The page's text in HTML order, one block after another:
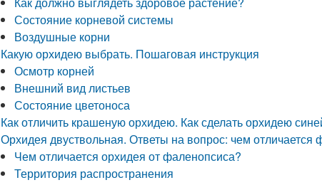
Состояние корневой системы
Воздушные корни
Какую орхидею выбрать. Пошаговая инструкция
Осмотр корней
Внешний вид листьев
Состояние цветоноса
Как отличить крашеную орхидею. Как сделать орхидею
Орхидея двуствольная. Ответы на вопрос: чем отличается
Чем отличается орхидея от фаленопсиса?
Территория распространения